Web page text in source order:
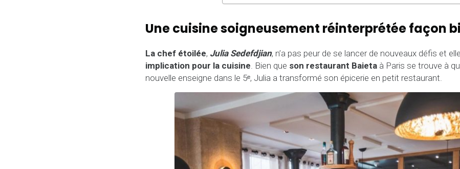
Une cuisine soigneusement réinterprétée façon
La chef étoilée, Julia Sedefdjian, n’a pas peur de se lancer de nouveaux défis et
implication pour la cuisine. Bien que son restaurant Baieta à Paris se trouve à
nouvelle enseigne dans le 5ᵉ, Julia a transformé son épicerie en petit restaurant.